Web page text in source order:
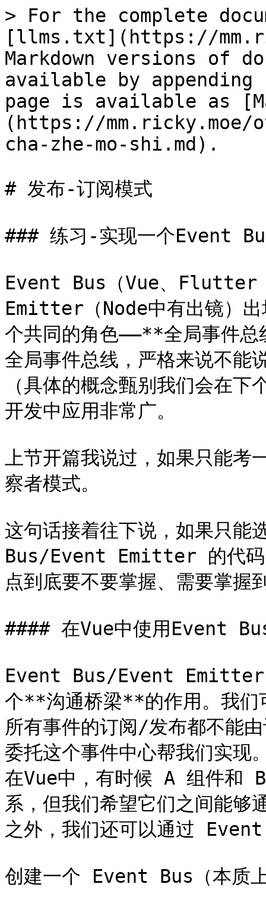
> For the complete
[llms.txt](https://
Markdown versions of
available by
page is available as
(https://mm.ricky.moe/
cha-zhe-mo-shi.md).
# 发布-订阅模式
### 练习-实现一个Event
Event Bus（Vue、Flutter
Emitter（Node中有出镜）出
个共同的角色——**全局事件
全局事件总线，严格来说不能
（具体的概念甄别我们会在
开发中应用非常广。
上节开篇我说过，如果只能
察者模式。
这句话接着往下说，如果只
Bus/Event Emitter 的代码
点到底要不要掌握、需要掌握
#### 在Vue中使用Event
Event Bus/Event Emitter
个**沟通桥梁**的作用。我们
所有事件的订阅/发布都不能
委托这个事件中心帮我们实现
在Vue中，有时候 A 组件和
系，但我们希望它们之间能
之外，我们还可以通过
创建一个 Event Bus（本质